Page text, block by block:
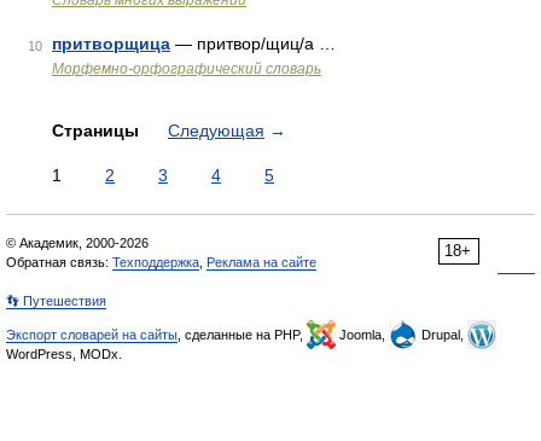
10 притворщица — притвор/щиц/а …
Морфемно-орфографический словарь
Страницы Следующая →
1 2 3 4 5
18+
© Академик, 2000-2026
Обратная связь: Техподдержка Реклама на сайте
👣 Путешествия
Экспорт словарей на сайты , сделанные на PHP, Joomla,
Drupal,
WordPress, MODx.